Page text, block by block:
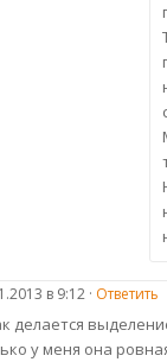
в 9:12 · Ответить
делается
у меня она